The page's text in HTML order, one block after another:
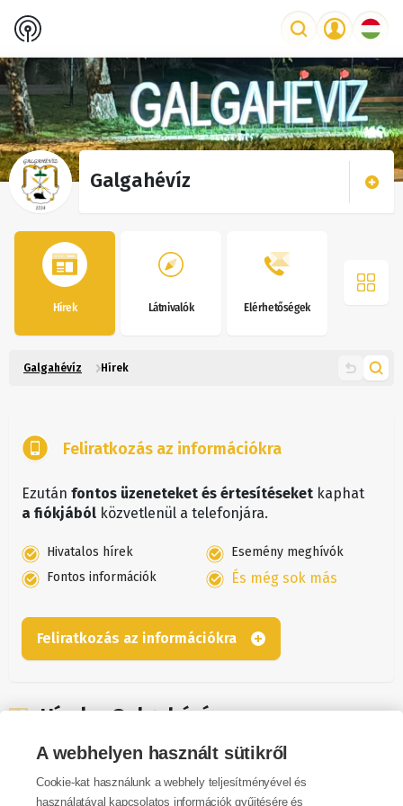
Galgahévíz
Hírek Látnivalók Elérhetőségek
Galgahévíz Hírek
Feliratkozás az információkra
Ezután fontos üzeneteket és értesítéseket kaphat
a fiókjából közvetlenül a telefonjára.
Hivatalos hírek
Fontos információk
Esemény meghívók
És még sok más
Feliratkozás az információkra
Hírek - Galgahévíz
A közzétett bejegyzéseket a hírfolyamban találja.
A webhelyen használt sütikről
Cookie-kat használunk a webhely teljesítményével és
használatával kapcsolatos információk gyűjtésére és